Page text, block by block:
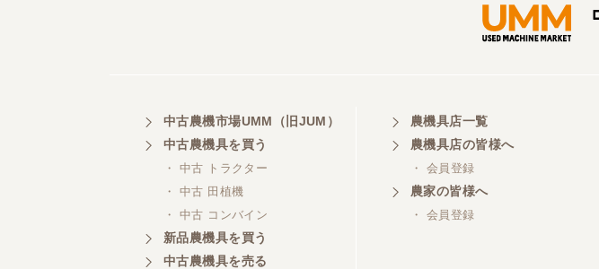
株式会社トミタモータース
株式会社 ケイ・エス・エンタ
ープライズ
中古農機市場UMM（旧JUM）
中古農機具を買う
・ 中古 トラクター
・ 中古 田植機
・ 中古 コンバイン
新品農機具を買う
中古農機具を売る
農機具店一覧
農機具店の皆様へ
・ 会員登録
農家の皆様へ
・ 会員登録